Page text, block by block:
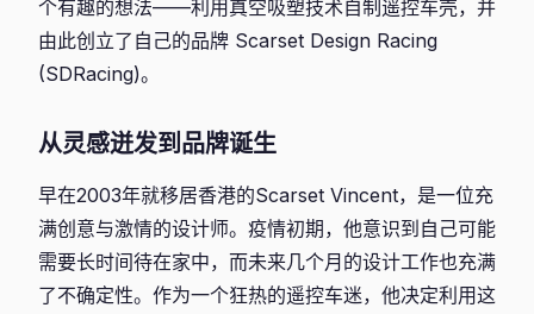
个有趣的想法——利用真空吸塑技术自制遥控车壳，并
由此创立了自己的品牌 Scarset Design Racing
(SDRacing)。
从灵感迸发到品牌诞生
早在2003年就移居香港的Scarset Vincent，是一位充
满创意与激情的设计师。疫情初期，他意识到自己可能
需要长时间待在家中，而未来几个月的设计工作也充满
了不确定性。作为一个狂热的遥控车迷，他决定利用这